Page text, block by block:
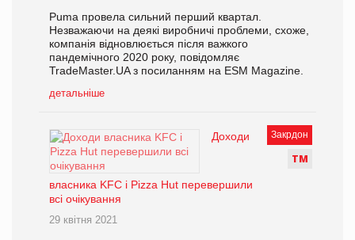
Puma провела сильний перший квартал.
Незважаючи на деякі виробничі проблеми, схоже,
компанія відновлюється після важкого
пандемічного 2020 року, повідомляє
TradeMaster.UA з посиланням на ESM Magazine.
детальніше
Закрдон
ТМ
Доходи
власника KFC і Pizza Hut перевершили
всі очікування
29 квітня 2021